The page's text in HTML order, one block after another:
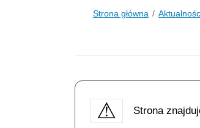
Strona główna
Strona